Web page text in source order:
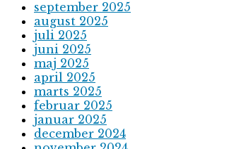
september 2025
august 2025
juli 2025
juni 2025
maj 2025
april 2025
marts 2025
februar 2025
januar 2025
december 2024